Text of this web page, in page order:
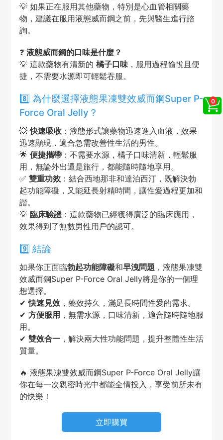
💡 如果正在服用其他藥物，特別是心血管相關藥
物，建議在服用液態威而鋼之前，先與醫生進行諮
詢。
❓ 液態威而鋼的口味是什麼？
💡 這款藥物有清新的 橘子口味，服用過程愉悅且便
捷，不需要水源即可輕鬆吞服。
8️⃣ 為什麼選擇液態果凍雙效威而鋼Super P-
Force Oral Jelly？
💥快速吸收：液態形式讓藥物迅速進入血液，效果
迅速顯現，適合急需改善性生活的男性。
🌟 便捷攜帶：不需要水源，橘子口味清新，輕鬆服
用，無論外出還是旅行，都能隨時隨地享用。
✅ 雙重功效：結合西地那非和達泊西汀，既解決勃
起功能障礙，又能延長射精時間，讓性愛過程更加和
諧。
💡 臨床驗證：這款藥物已經獲得廣泛的臨床應用，
效果得到了無數男性用戶的認可。
9️⃣ 結論
如果你正面臨勃起功能障礙和早洩問題 ，液態果凍雙
效威而鋼Super P-Force Oral Jelly將是你的一個理
想選擇。
✔快速見效，藥效持久，滿足長時間性愛的需求。
✔ 方便服用 ，無需水源，口味清新，適合隨時隨地服
用。
✔ 雙效合一，解決兩大性功能問題，提升整體性生活
質量。
🔥 液態果凍雙效威而鋼Super P-Force Oral Jelly讓
你在每一次親密時光中都能全情投入，享受前所未有
的快樂！
立即購買